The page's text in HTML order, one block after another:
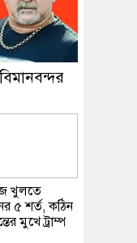
খুলতে
৫ শর্ত, কঠিন
মুখে ট্রাম্প